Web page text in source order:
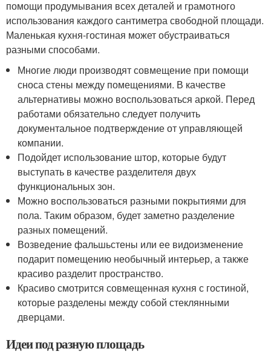
помощи продумывания всех деталей и грамотного
использования каждого сантиметра свободной площади.
Маленькая кухня-гостиная может обустраиваться
разными способами.
Многие люди производят совмещение при помощи
сноса стены между помещениями. В качестве
альтернативы можно воспользоваться аркой. Перед
работами обязательно следует получить
документальное подтверждение от управляющей
компании.
Подойдет использование штор, которые будут
выступать в качестве разделителя двух
функциональных зон.
Можно воспользоваться разными покрытиями для
пола. Таким образом, будет заметно разделение
разных помещений.
Возведение фальшьстены или ее видоизменение
подарит помещению необычный интерьер, а также
красиво разделит пространство.
Красиво смотрится совмещенная кухня с гостиной,
которые разделены между собой стеклянными
дверцами.
Идеи под разную площадь